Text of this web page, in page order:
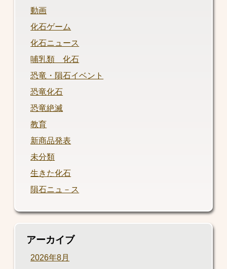
動画
化石ゲーム
化石ニュース
哺乳類 化石
恐竜・隕石イベント
恐竜化石
恐竜絶滅
教育
新商品発表
未分類
生きた化石
隕石ニュ－ス
アーカイブ
2026年8月